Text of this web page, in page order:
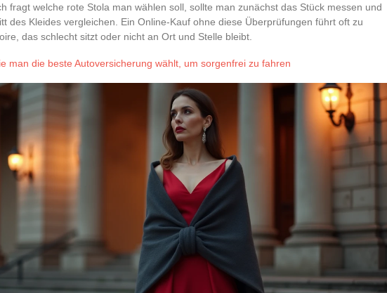
fragt welche rote Stola man wählen soll, sollte man zunächst das Stück messen und
des Kleides vergleichen. Ein Online-Kauf ohne diese Überprüfungen führt oft zu
das schlecht sitzt oder nicht an Ort und Stelle bleibt.
man die beste Autoversicherung wählt, um sorgenfrei zu fahren